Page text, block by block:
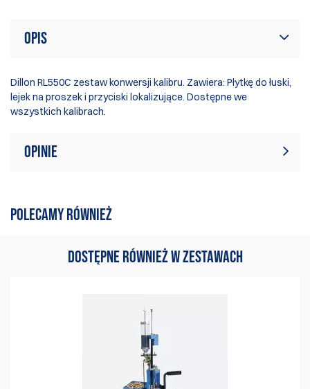
Opis
Dillon RL550C zestaw konwersji kalibru. Zawiera: Płytkę do łuski,
lejek na proszek i przyciski lokalizujące. Dostępne we
wszystkich kalibrach.
Opinie
produktów. Bądź pierwszym, który
pisze recenzję
POLECAMY RÓWNIEŻ
DOSTĘPNE RÓWNIEŻ W ZESTAWACH